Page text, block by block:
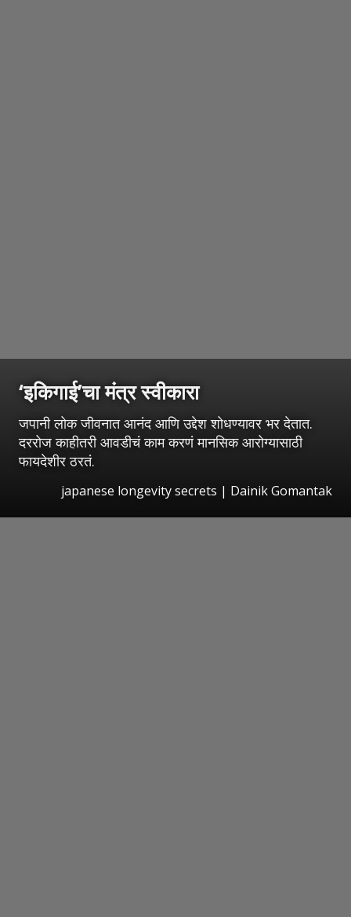
‘इकिगाई’चा मंत्र स्वीकारा
जपानी लोक जीवनात आनंद आणि उद्देश शोधण्यावर भर देतात.
दररोज काहीतरी आवडीचं काम करणं मानसिक आरोग्यासाठी
फायदेशीर ठरतं.
japanese longevity secrets | Dainik Gomantak